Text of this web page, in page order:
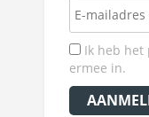
Ik heb het
ermee in.